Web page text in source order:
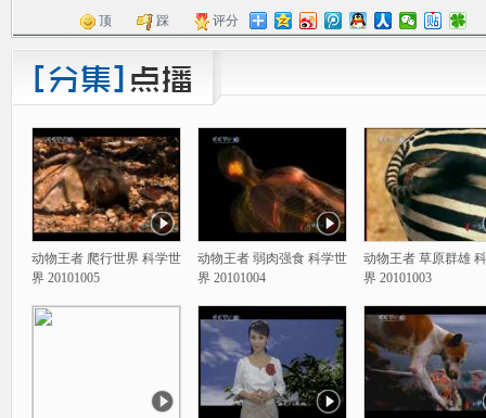
顶 踩 评分
动物王者 爬行世界 科学世
界 20101005
动物王者 弱肉强食 科学世
界 20101004
动物王者 草原群雄
界 20101003